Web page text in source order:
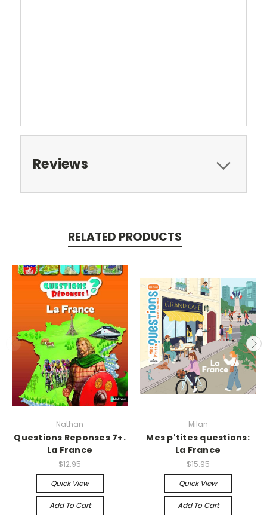
Reviews
RELATED PRODUCTS
Nathan
Questions Reponses 7+.
La France
$12.95
Quick View
Add To Cart
Milan
Mes p'tites questions:
La France
$15.95
Quick View
Add To Cart